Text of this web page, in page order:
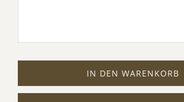
IN DEN WARENKORB